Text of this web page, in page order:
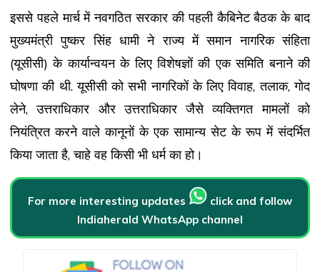
इससे पहले मार्च में नवगठित सरकार की पहली कैबिनेट बैठक के बाद
मुख्यमंत्री पुष्कर सिंह धामी ने राज्य में समान नागरिक संहिता
(यूसीसी) के कार्यान्वयन के लिए विशेषज्ञों की एक समिति बनाने की
घोषणा की थी. यूसीसी को सभी नागरिकों के लिए विवाह, तलाक, गोद
लेने, उत्तराधिकार और उत्तराधिकार जैसे व्यक्तिगत मामलों को
नियंत्रित करने वाले कानूनों के एक सामान्य सेट के रूप में संदर्भित
किया जाता है, चाहे वह किसी भी धर्म का हो।
For more interesting updates
click and follow
Indiaherald WhatsApp channel